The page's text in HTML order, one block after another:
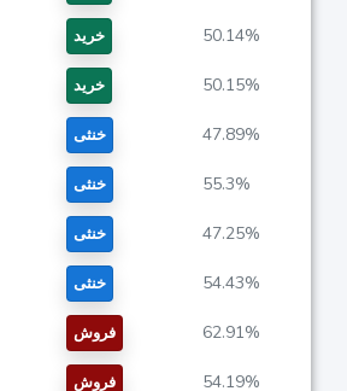
خرید 50.14%
خرید 50.15%
خنثی 47.89%
خنثی 55.3%
خنثی 47.25%
خنثی 54.43%
فروش 62.91%
فروش 54.19%